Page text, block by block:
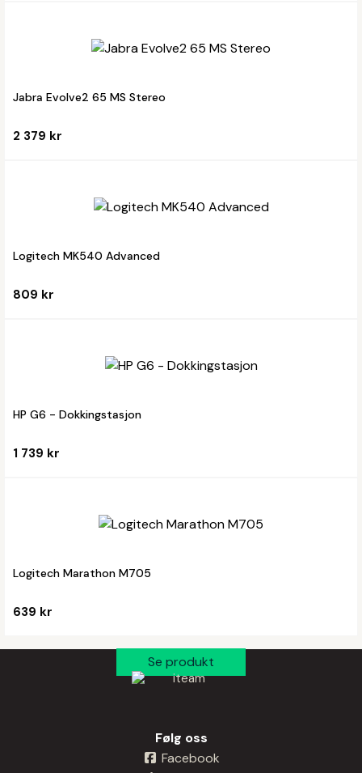
Jabra Evolve2 65 MS Stereo
2 379 kr
Logitech MK540 Advanced
809 kr
HP G6 - Dokkingstasjon
1 739 kr
Logitech Marathon M705
639 kr
Følg oss
Facebook